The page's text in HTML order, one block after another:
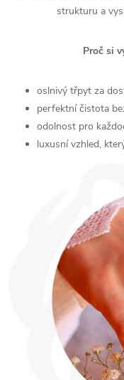
strukturu a
Proč si
oslnivý třpyt za
perfektní čistota
odolnost pro
luxusní vzhled,